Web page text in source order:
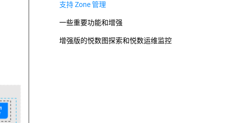
支持 Zone 管理
一些重要功能和增强
增强版的悦数图探索和悦数运维监控